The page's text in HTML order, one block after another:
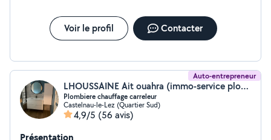
Voir le profil Contacter
Auto-entrepreneur
LHOUSSAINE Ait ouahra (immo-service plomberie)
Plombiere chauffage carreleur
Castelnau-le-Lez (Quartier Sud)
4,9/5 (56 avis)
Présentation